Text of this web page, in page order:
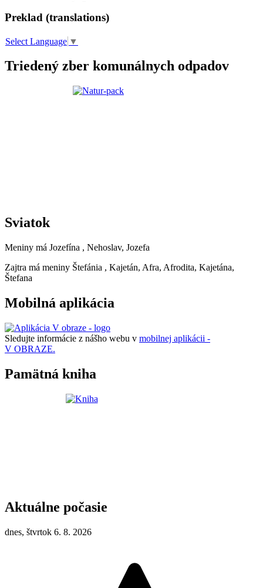
Preklad (translations)
Select Language ▼
Triedený zber komunálnych odpadov
Sviatok
Meniny má Jozefína , Nehoslav, Jozefa
Zajtra má meniny Štefánia , Kajetán, Afra, Afrodita, Kajetána,
Štefana
Mobilná aplikácia
Sledujte informácie z nášho webu v mobilnej aplikácii -
V OBRAZE.
Pamätná kniha
Aktuálne počasie
dnes, štvrtok 6. 8. 2026